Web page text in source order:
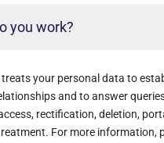
your personal data to
and to answer
rectification, deletion,
For more information,